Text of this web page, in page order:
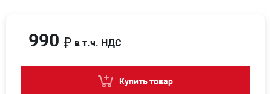
990 ₽ в т.ч. НДС
Купить товар